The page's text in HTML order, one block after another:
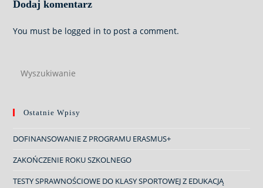
Dodaj komentarz
You must be logged in to post a comment.
Ostatnie Wpisy
DOFINANSOWANIE Z PROGRAMU ERASMUS+
ZAKOŃCZENIE ROKU SZKOLNEGO
TESTY SPRAWNOŚCIOWE DO KLASY SPORTOWEJ Z EDUKACJĄ